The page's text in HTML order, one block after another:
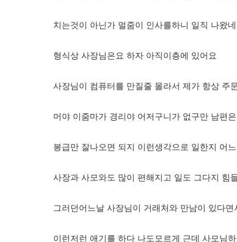
치는것이 아닌가 멀줌이 인사를하니 일직 나왔
형식상 사장님은요 하자 아직이층에 있어요
사장님이 컴퓨터를 만질줄 몰라서 제가 항상 주
머야 이줌마가 경리야 어저구니가 없구만 남편
봉급만 잘나오면 되지 이런생각으로 일한지 어
사장과 사모와도 많이 편해지고 일도 그다지 힘
그러던어느날 사장님이 거래처와 만남이 있다
이런저런 애기를 하다 나도모르게 근데 사모님